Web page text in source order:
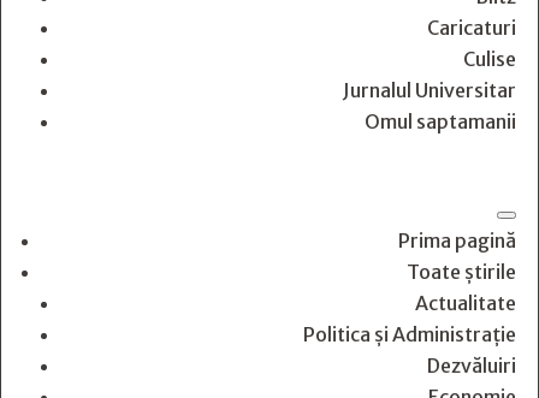
Caricaturi
Culise
Jurnalul Universitar
Omul saptamanii
Prima pagină
Toate știrile
Actualitate
Politica și Administrație
Dezvăluiri